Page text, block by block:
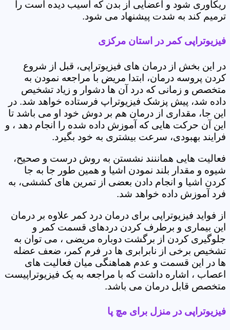
ریکاوری شود و اعضایی از بدن که آسیب دیده است را
ترمیم کند به شدت پیشنهاد می شود.
فیزیوتراپی کمر در استان مرکزی
در این بخش از درمان های فیزیوتراپی، قبل از شروع
کردن پروسه درمان، ابتدا مریض با مراجعه نمودن به
متخصص و زمانی که درد آن ها دشوار و زیاد تشخیص
داده شد، پیش پزشک فیزیوتراپ فرستاده خواهد شد. در
این جا، مقداری از درمان هم بر دوش خود او می باشد تا
این آن حرکت هایی که آموزش داده شده را انجام دهد ، و
فرایند بهبودی، سرعت بیشتری به خود بگیرد.
فعالیت هایی هماننند نشستن به روش درست و صحیح،
شیوه و مقدار بلند نمودن اشیا و همین طور جا به جا
کردن اشیا و انجام دادن بعضی از تمرین های کششی، به
فرد آموزش داده خواهد شد.
از فواید فیزیوتراپی برای درمان درد کمر علاوه بر درمان
این بیماری و برطرف کردن دردهای قسمت کمر و
جلوگیری کردن از برگشت دوباره مریضی ، می توان به
تشخیص برخی از نابرابری ها در فرم کمر، ضعف عضله
ها در این قسمت و عدم هماهنگی میان فعالیت های
اعصاب ، اشاره داشت که با مراجعه به یک فیزیوتراپیست
متخصص قابل درمان می باشد.
فیزیوتراپی در منزل برای مچ پا